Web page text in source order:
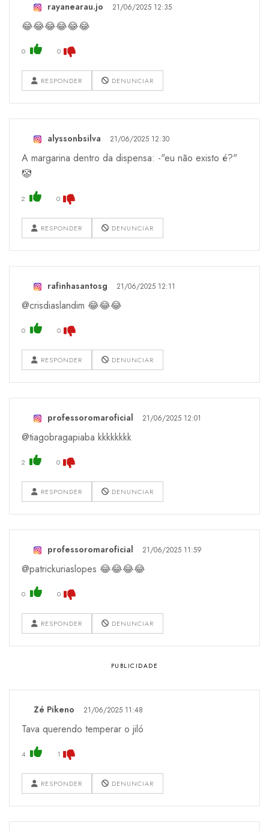
rayanearau.jo 21/06/2025 12:35
😂😂😂😂😂😂
0 0
RESPONDER DENUNCIAR
alyssonbsilva 21/06/2025 12:30
A margarina dentro da dispensa: -"eu não existo é?"
🤡
2 0
RESPONDER DENUNCIAR
rafinhasantosg 21/06/2025 12:11
@crisdiaslandim 😂😂😂
0 0
RESPONDER DENUNCIAR
professoromaroficial 21/06/2025 12:01
@tiagobragapiaba kkkkkkkk
2 0
RESPONDER DENUNCIAR
professoromaroficial 21/06/2025 11:59
@patrickuriaslopes 😂😂😂😂
0 0
RESPONDER DENUNCIAR
Zé Pikeno 21/06/2025 11:48
Tava querendo temperar o jiló
4 1
RESPONDER DENUNCIAR